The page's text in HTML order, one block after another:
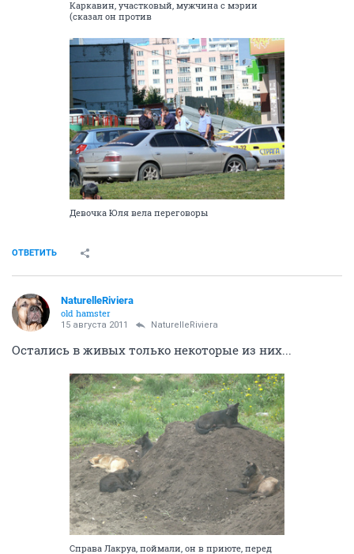
Каркавин, участковый, мужчина с мэрии
(сказал он против
Девочка Юля вела переговоры
ОТВЕТИТЬ
NaturelleRiviera
old hamster
15 августа 2011 NaturelleRiviera
Остались в живых только некоторые из них...
Справа Лакруа, поймали, он в приюте, перед